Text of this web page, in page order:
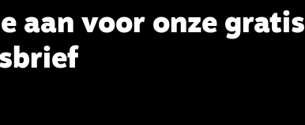
aan voor onze gratis